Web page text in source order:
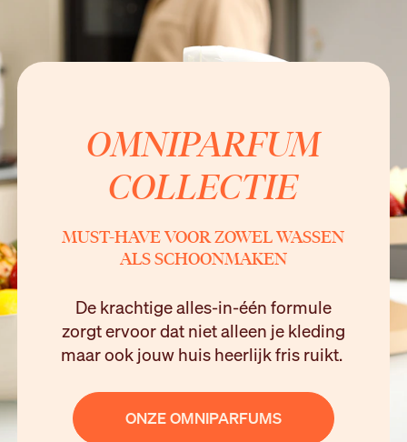
OMNIPARFUM
COLLECTIE
MUST-HAVE VOOR ZOWEL WASSEN
ALS SCHOONMAKEN
De krachtige alles-in-één formule
zorgt ervoor dat niet alleen je kleding
maar ook jouw huis heerlijk fris ruikt.
ONZE OMNIPARFUMS